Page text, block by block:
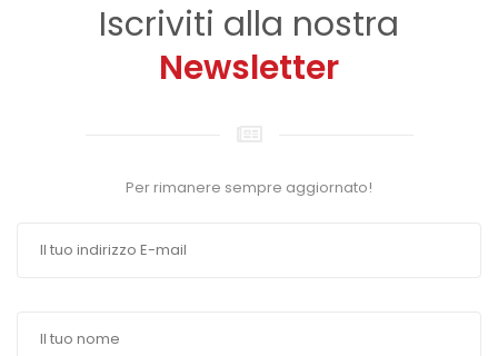
Iscriviti alla nostra
Newsletter
Per rimanere sempre aggiornato!